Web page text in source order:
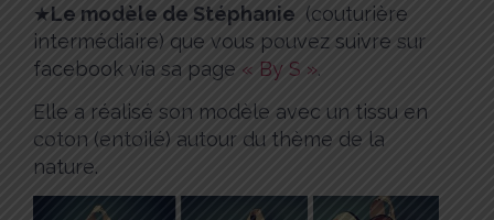
★Le modèle de Stéphanie (couturière
intermédiaire) que vous pouvez suivre sur
facebook via sa page « By S ».
Elle a réalisé son modèle avec un tissu en
coton (entoilé) autour du thème de la
nature.